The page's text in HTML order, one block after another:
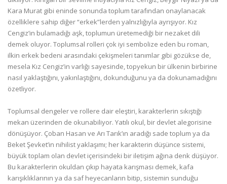
Kara Murat gibi eninde sonunda toplum tarafından onaylanacak
özelliklere sahip diğer “erkek”lerden yalnızlığıyla ayrışıyor. Kız
Cengiz’in bulamadığı aşk, toplumun üretemediği bir nezaket dili
demek oluyor. Toplumsal rolleri çok iyi sembolize eden bu roman,
ilkin erkek bedeni arasındaki çekişmeleri tanımlar gibi gözükse de,
mesela Kız Cengiz’in varlığı sayesinde, topyekun bir ülkenin birbirine
nasıl yaklaştığını, yakınlaştığını, dokunduğunu ya da dokunamadığını
özetliyor.
Toplumsal dengeler ve rollere dair eleştiri, karakterlerin sıkıştığı
mekan üzerinden de okunabiliyor. Yatılı okul, bir devlet alegorisine
dönüşüyor. Çoban Hasan ve Arı Tarık’ın aradığı sade toplum ya da
Beket Şevket’in nihilist yaklaşımı; her karakterin düşünce sistemi,
büyük toplam olan devlet içerisindeki bir iletişim ağına denk düşüyor.
Bu karakterlerin okuldan çıkıp hayata karışması demek, kafa
karışıklıklarının ya da saf heyecanların bitip, sistemin sunduğu